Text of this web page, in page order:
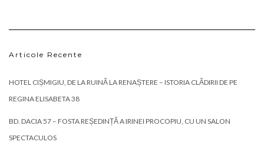
Articole Recente
HOTEL CIȘMIGIU, DE LA RUINĂ LA RENAȘTERE – ISTORIA CLĂDIRII DE PE
REGINA ELISABETA 38
BD. DACIA 57 – FOSTA REȘEDINȚĂ A IRINEI PROCOPIU, CU UN SALON
SPECTACULOS